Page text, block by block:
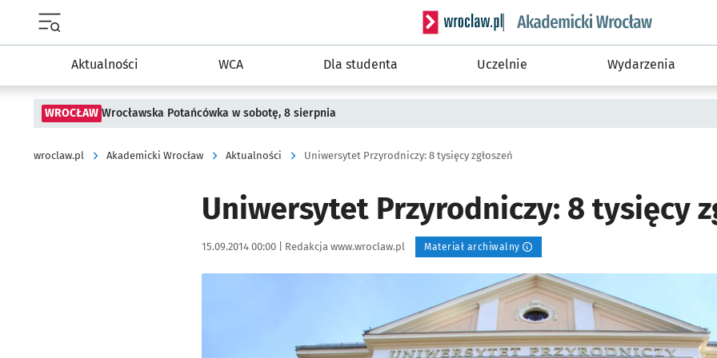
Menu główne portalu wroclaw.pl
Serwis informacyjny wroclaw.pl podserwis:
Aktualności WCA Dla studenta Uczelnie Wydarzenia
WROCŁAW Wrocławska Potańcówka w sobotę, 8 sierpnia
wroclaw.pl Akademicki Wrocław Aktualności Uniwersytet Przyrodniczy: 8 tysięcy zgłoszeń
Uniwersytet Przyrodniczy: 8 tysięcy
Data publikacji:
15.09.2014 00:00 | Autor:
Redakcja www.wroclaw.pl Materiał archiwalny